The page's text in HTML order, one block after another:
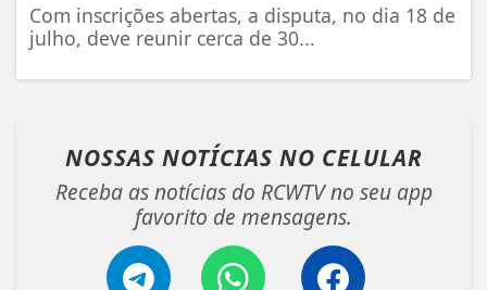
Com inscrições abertas, a disputa, no dia 18 de
julho, deve reunir cerca de 30...
NOSSAS NOTÍCIAS NO CELULAR
Receba as notícias do RCWTV no seu app
favorito de mensagens.